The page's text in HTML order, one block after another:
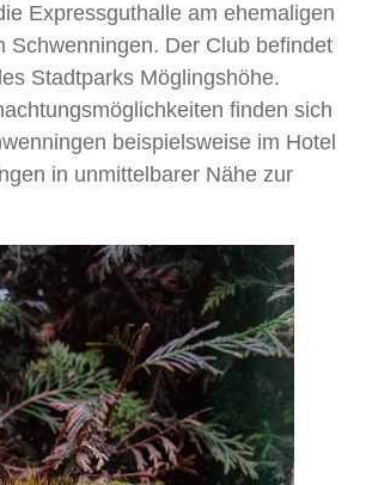
Expressguthalle am ehemaligen
Schwenningen. Der Club befindet
Stadtparks Möglingshöhe.
finden sich
beispielsweise im Hotel
in unmittelbarer Nähe zur